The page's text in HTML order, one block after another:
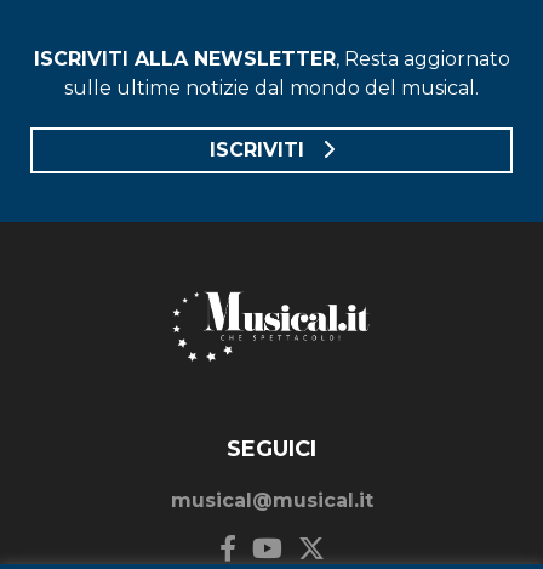
ISCRIVITI ALLA NEWSLETTER, Resta aggiornato
sulle ultime notizie dal mondo del musical.
ISCRIVITI
SEGUICI
musical@musical.it